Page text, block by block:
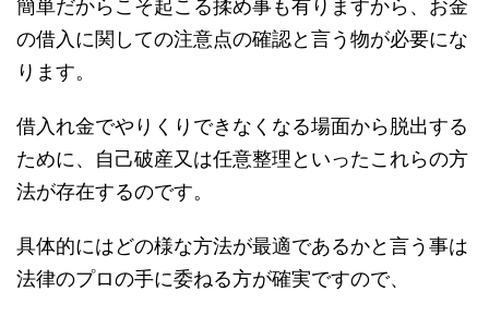
簡単だからこそ起こる揉め事も有りますから、お金
の借入に関しての注意点の確認と言う物が必要にな
ります。
借入れ金でやりくりできなくなる場面から脱出する
ために、自己破産又は任意整理といったこれらの方
法が存在するのです。
具体的にはどの様な方法が最適であるかと言う事は
法律のプロの手に委ねる方が確実ですので、